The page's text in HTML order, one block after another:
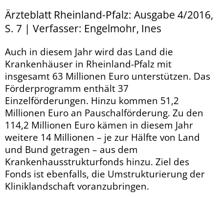
Ärzteblatt Rheinland-Pfalz: Ausgabe 4/2016,
S. 7 | Verfasser: Engelmohr, Ines
Auch in diesem Jahr wird das Land die
Krankenhäuser in Rheinland-Pfalz mit
insgesamt 63 Millionen Euro unterstützen. Das
Förderprogramm enthält 37
Einzelförderungen. Hinzu kommen 51,2
Millionen Euro an Pauschalförderung. Zu den
114,2 Millionen Euro kämen in diesem Jahr
weitere 14 Millionen – je zur Hälfte von Land
und Bund getragen – aus dem
Krankenhausstrukturfonds hinzu. Ziel des
Fonds ist ebenfalls, die Umstrukturierung der
Kliniklandschaft voranzubringen.